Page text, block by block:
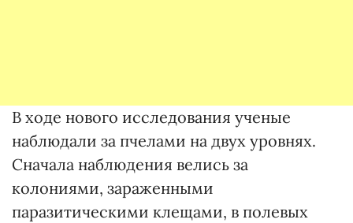
В ходе нового исследования ученые
наблюдали за пчелами на двух уровнях.
Сначала наблюдения велись за
колониями, зараженными
паразитическими клещами, в полевых